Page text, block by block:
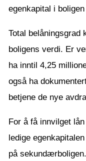
egenkapital i
Total belåningsgrad
boligens verdi. Er
ha inntil 4,25
også ha
betjene de nye
For å få innvilget
ledige
på